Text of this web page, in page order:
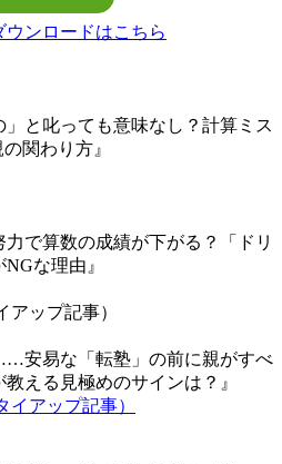
と叱っても意味なし？計算ミス
関わり方』
で算数の成績が下がる？「ドリ
な理由』
アップ記事）
安易な「転塾」の前に親がすべ
える見極めのサインは？』